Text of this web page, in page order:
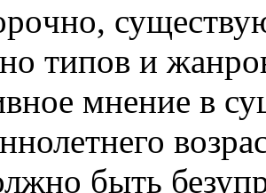
типов и
мнение в
быть